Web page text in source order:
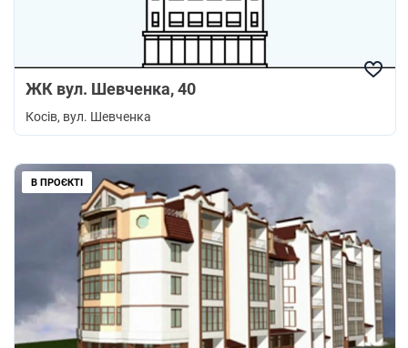
ЖК вул. Шевченка, 40
Косів, вул. Шевченка
В ПРОЄКТІ